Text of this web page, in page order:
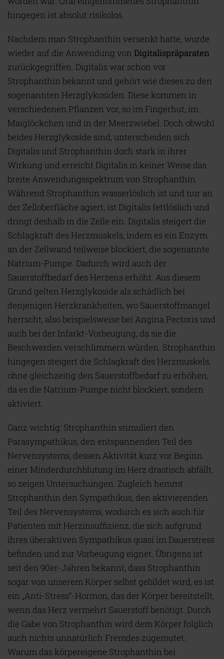
hingegen ist absolut risikolos.
Nachdem man Strophanthin versenkt hatte, wurde
wieder auf die Anwendung von Digitalispräparaten
zurückgegriffen. Digitalis war schon vor
Strophanthin bekannt und gehört wie dieses zu den
sogenannten Herzglykosiden. Diese kommen in
verschiedenen Pflanzen vor, so im Fingerhut, im
Maiglöckchen und in der Meerzwiebel. Doch obwohl
beides Herzglykoside sind, unterscheiden sich
Digitalis und Strophanthin doch stark in ihrer
Wirkung und erreicht Digitalis in keiner Weise das
breite Anwendungsspektrum von Strophanthin.
Während Strophanthin wasserlöslich ist und nur an
der Zelloberfläche agiert, ist Digitalis fettlöslich und
dringt deshalb in die Zelle ein. Digitalis steigert die
Schlagkraft des Herzmuskels, indem es ein Enzym
an der Zellwand teilweise blockiert, die sogenannte
Natrium-Pumpe. Dadurch wird auch der
Sauerstoffbedarf des Herzens erhöht. Aus diesem
Grund gelten Herzglykoside als schädlich bei
denjenigen Herzkrankheiten, wo Sauerstoffmangel
herrscht, also beispielsweise bei Angina Pectoris und
auch bei der Infarkt-Vorbeugung, da sie die
Beschwerden verschlimmern würden. Strophanthin
hingegen steigert die Schlagkraft des Herzmuskels,
ohne gleichzeitig den Sauerstoffbedarf zu erhöhen,
da es die Natrium-Pumpe nicht blockiert, sondern
aktiviert.
Ganz wichtig: Strophanthin stimuliert den
Parasympathikus, den entspannenden Teil des
Nervensystems, dessen Aktivität kurz vor Beginn
einer Minderdurchblutung im Herz drastisch abfällt,
so zeigen Untersuchungen. Zugleich hemmt
Strophanthin den Sympathikus, den aktivierenden
Teil des Nervensystems, wodurch es sich auch für
Patienten mit Herzinsuffizienz, die sich aufgrund
ihres überaktiven Sympathikus quasi im Dauerstress
befinden und zur Vorbeugung eignet. Übrigens ist
seit den 90er-Jahren bekannt, dass Strophanthin
sogar von unserem Körper selbst gebildet wird, es ist
ein „Anti-Stress“-Hormon, das der Körper bereitstellt,
wenn das Herz vermehrt Sauerstoff benötigt. Durch
die Gabe von Strophanthin wird dem Körper folglich
auch nichts unnatürlich Fremdes zugemutet.
Warum das körpereigene Strophanthin bei